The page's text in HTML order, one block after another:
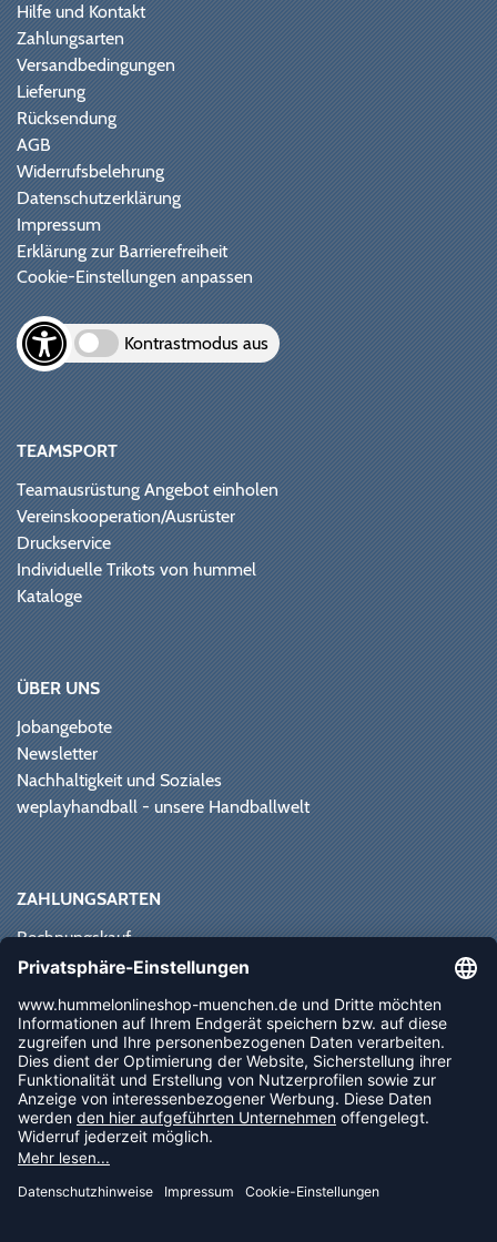
Hilfe und Kontakt
Zahlungsarten
Versandbedingungen
Lieferung
Rücksendung
AGB
Widerrufsbelehrung
Datenschutzerklärung
Impressum
Erklärung zur Barrierefreiheit
Cookie-Einstellungen anpassen
Kontrastmodus aus
TEAMSPORT
Teamausrüstung Angebot einholen
Vereinskooperation/Ausrüster
Druckservice
Individuelle Trikots von hummel
Kataloge
ÜBER UNS
Jobangebote
Newsletter
Nachhaltigkeit und Soziales
weplayhandball - unsere Handballwelt
ZAHLUNGSARTEN
Rechnungskauf
Paypal
Vorkasse
Sofortüberweisung
NEWSLETTER